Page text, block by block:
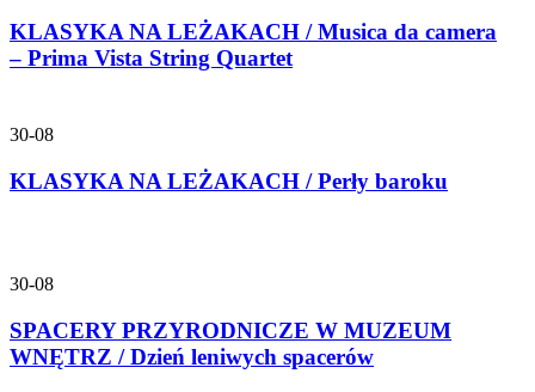
KLASYKA NA LEŻAKACH / Musica da camera
– Prima Vista String Quartet
30-08
KLASYKA NA LEŻAKACH / Perły baroku
30-08
SPACERY PRZYRODNICZE W MUZEUM
WNĘTRZ / Dzień leniwych spacerów